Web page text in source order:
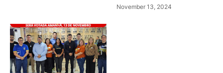
November 13, 2024